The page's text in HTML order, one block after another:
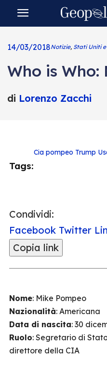
14/03/2018Notizie, Stati Uniti
Who is Who:
di Lorenzo Zacchi
Tags:
Cia pompeo Trump
Condividi:
Facebook Twitter
Copia link
Nome: Mike Pompeo
Nazionalità: Americana
Data di nascita: 30
Ruolo: Segretario di
direttore della CIA